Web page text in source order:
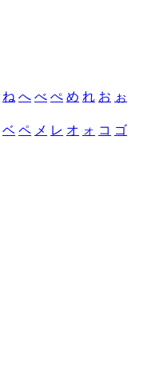
ね へ べ ぺ め れ お ぉ
ベ ペ メ レ オ ォ コ ゴ